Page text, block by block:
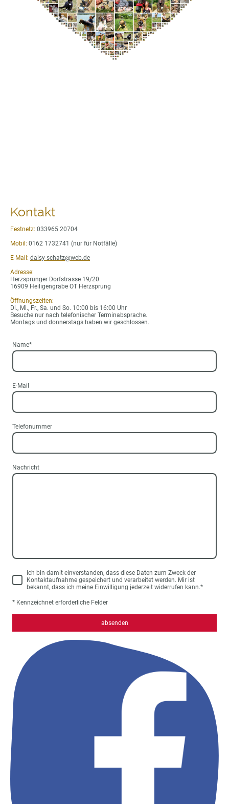
Kontakt
Festnetz: 033965 20704
Mobil: 0162 1732741 (nur für Notfälle)
E-Mail: daisy-schatz@web.de
Adresse:
Herzsprunger Dorfstrasse 19/20
16909 Heiligengrabe OT Herzsprung
Öffnungszeiten:
Di., Mi., Fr., Sa. und So. 10:00 bis 16:00 Uhr
Besuche nur nach telefonischer Terminabsprache.
Montags und donnerstags haben wir geschlossen.
Name*
E-Mail
Telefonummer
Nachricht
Ich bin damit einverstanden, dass diese Daten zum Zweck der
Kontaktaufnahme gespeichert und verarbeitet werden. Mir ist
bekannt, dass ich meine Einwilligung jederzeit widerrufen kann.*
* Kennzeichnet erforderliche Felder
absenden